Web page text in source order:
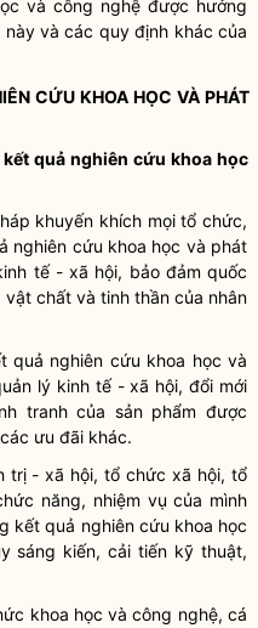
và công nghệđược hưởng
này và các quy định khác của
CỨUKHOA HỌC VÀPHÁT
quả nghiên cứu khoa học
khuyến khích mọi tổ chức,
nghiên cứu khoa học và phát
tế - xã hội, bảo đảm quốc
vật chất và tinh thần của nhân
quả nghiên cứu khoa học và
lý kinh tế - xã hội, đổi mới
tranhcủa sản phẩm được
ưu đãi khác.
trị- xã hội, tổ chức xã hội, tổ
năng, nhiệm vụ của mình
kết quả nghiên cứu khoa học
sáng kiến,cải tiến kỹ thuật,
khoa học và công nghệ,cá